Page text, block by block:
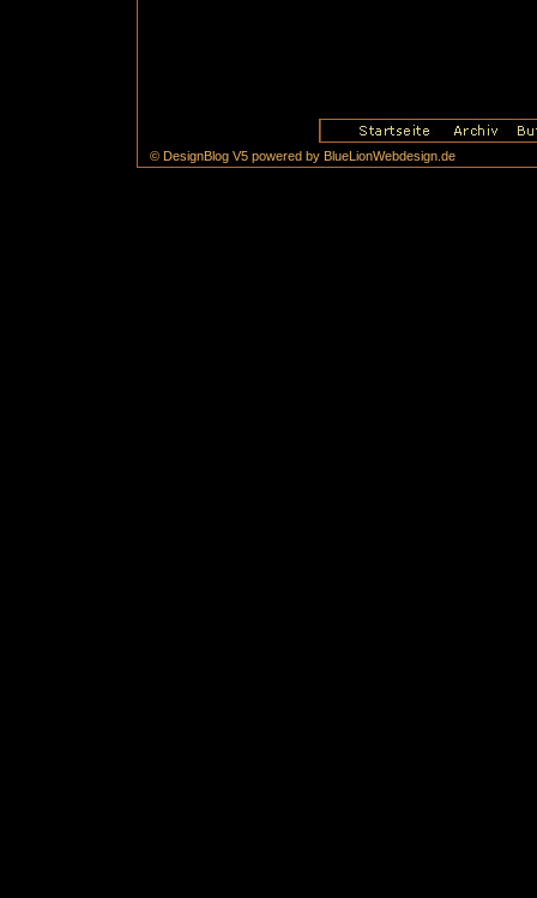
© DesignBlog V5 powered by BlueLionWebdesign.de